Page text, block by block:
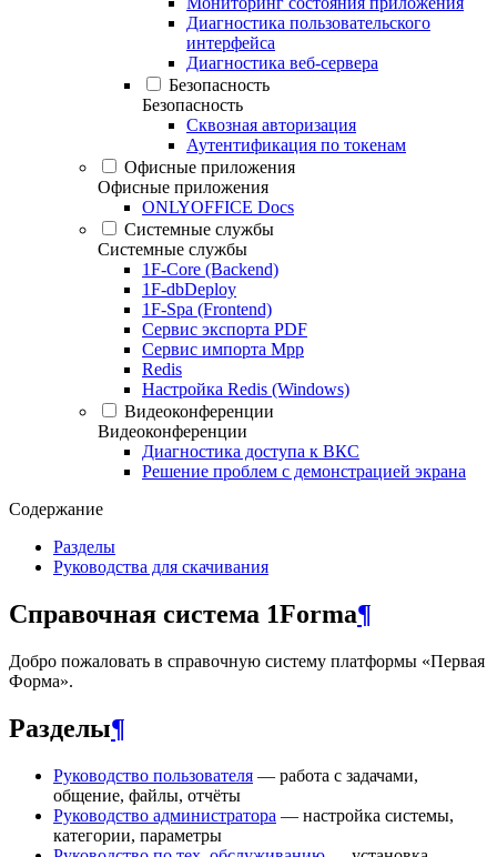
Диагностика пользовательского
интерфейса
Диагностика веб-сервера
Безопасность
Безопасность
Сквозная авторизация
Аутентификация по токенам
Офисные приложения
Офисные приложения
ONLYOFFICE Docs
Системные службы
Системные службы
1F-Core (Backend)
1F-dbDeploy
1F-Spa (Frontend)
Сервис экспорта PDF
Сервис импорта Mpp
Redis
Настройка Redis (Windows)
Видеоконференции
Видеоконференции
Диагностика доступа к ВКС
Решение проблем с демонстрацией экрана
Содержание
Разделы
Руководства для скачивания
Справочная система 1Forma¶
Добро пожаловать в справочную систему платформы «Первая
Форма».
Разделы¶
Руководство пользователя — работа с задачами,
общение, файлы, отчёты
Руководство администратора — настройка системы,
категории, параметры